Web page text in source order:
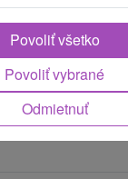
+6
Odmietnuť
Povoliť vybrané
Povoliť všetko